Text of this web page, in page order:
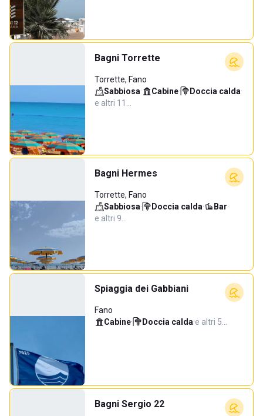
Bagni Torrette
Torrette, Fano
Sabbiosa· Cabine· Doccia calda·
e altri 11…
Bagni Hermes
Torrette, Fano
Sabbiosa· Doccia calda· Bar·
e altri 9…
Spiaggia dei Gabbiani
Fano
Cabine· Doccia calda·e altri 5…
Bagni Sergio 22